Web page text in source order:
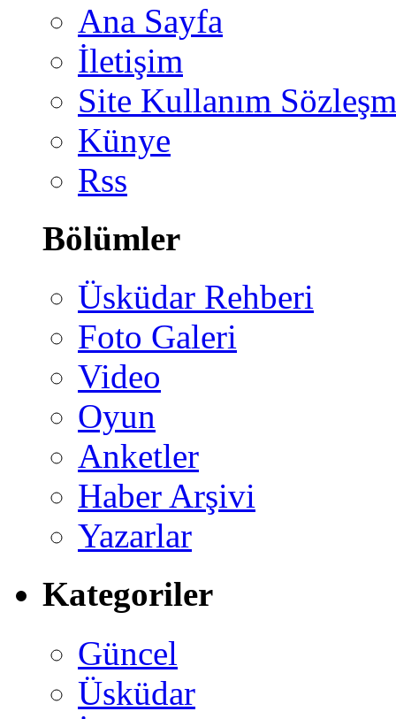
Ana Sayfa
İletişim
Site Kullanım
Künye
Rss
Bölümler
Üsküdar Rehberi
Foto Galeri
Video
Oyun
Anketler
Haber Arşivi
Yazarlar
Kategoriler
Güncel
Üsküdar